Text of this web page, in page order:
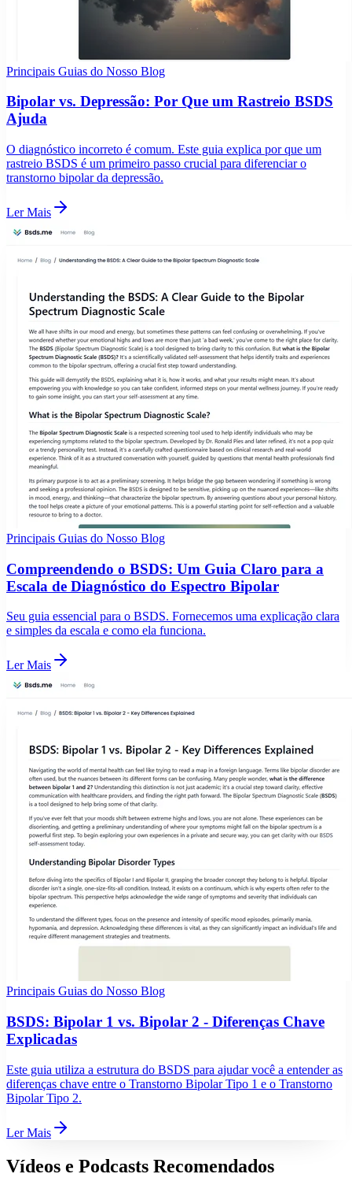
Principais Guias do Nosso Blog
Bipolar vs. Depressão: Por Que um Rastreio BSDS
Ajuda
O diagnóstico incorreto é comum. Este guia explica por que um
rastreio BSDS é um primeiro passo crucial para diferenciar o
transtorno bipolar da depressão.
Ler Mais
Principais Guias do Nosso Blog
Compreendendo o BSDS: Um Guia Claro para a
Escala de Diagnóstico do Espectro Bipolar
Seu guia essencial para o BSDS. Fornecemos uma explicação clara
e simples da escala e como ela funciona.
Ler Mais
Principais Guias do Nosso Blog
BSDS: Bipolar 1 vs. Bipolar 2 - Diferenças Chave
Explicadas
Este guia utiliza a estrutura do BSDS para ajudar você a entender as
diferenças chave entre o Transtorno Bipolar Tipo 1 e o Transtorno
Bipolar Tipo 2.
Ler Mais
Vídeos e Podcasts Recomendados